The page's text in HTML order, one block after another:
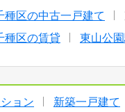
種区の中古一戸建て
種区の賃貸 東山公
ョン 新築一戸建て